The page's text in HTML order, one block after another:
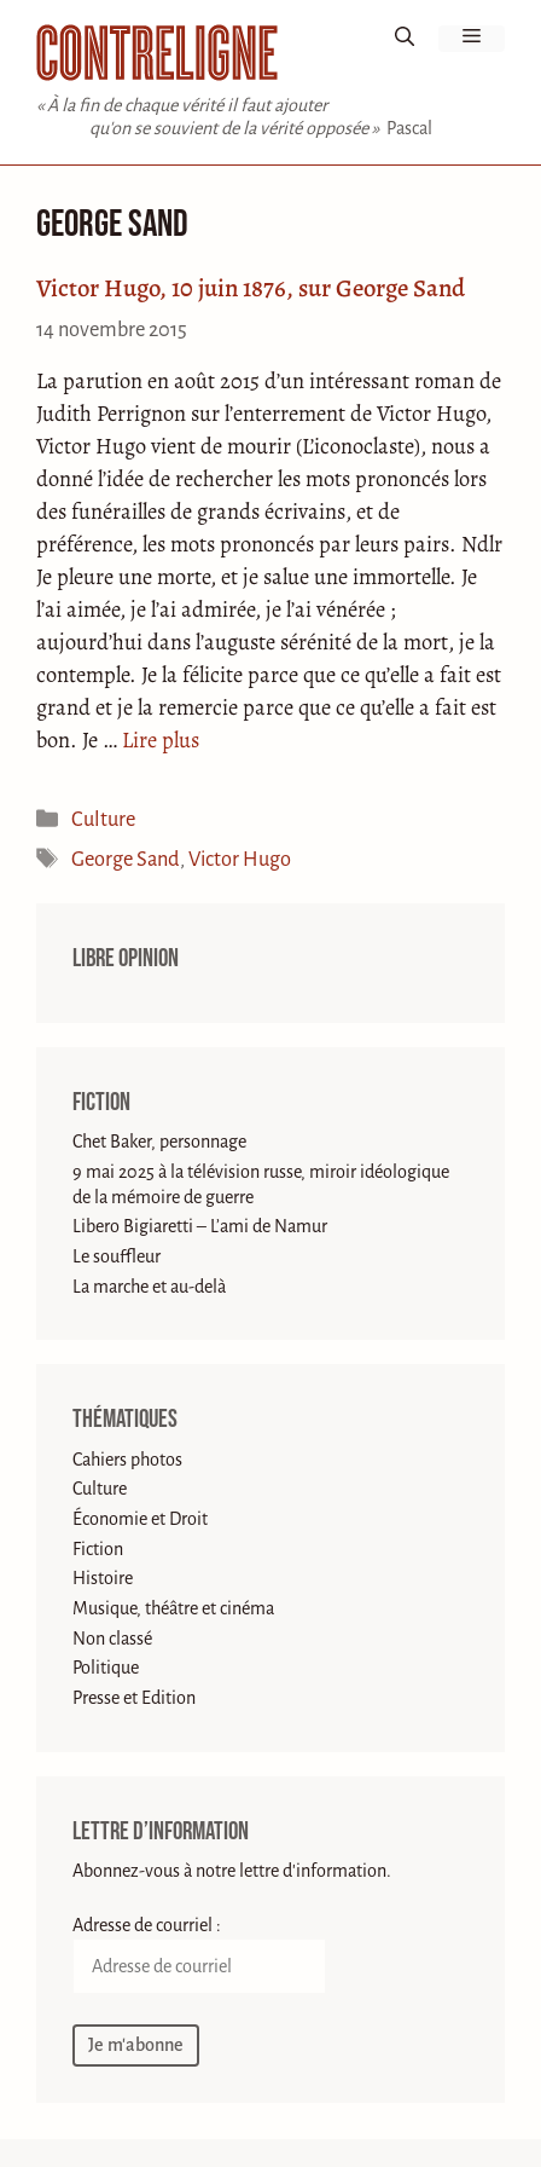
contenu
« À la fin de chaque vérité il faut ajouter
qu'on se souvient de la vérité opposée » Pascal
Menu
George Sand
Victor Hugo, 10 juin 1876, sur George Sand
14 novembre 2015
La parution en août 2015 d’un intéressant roman de
Judith Perrignon sur l’enterrement de Victor Hugo,
Victor Hugo vient de mourir (L’iconoclaste), nous a
donné l’idée de rechercher les mots prononcés lors
des funérailles de grands écrivains, et de
préférence, les mots prononcés par leurs pairs. Ndlr
Je pleure une morte, et je salue une immortelle. Je
l’ai aimée, je l’ai admirée, je l’ai vénérée ;
aujourd’hui dans l’auguste sérénité de la mort, je la
contemple. Je la félicite parce que ce qu’elle a fait est
grand et je la remercie parce que ce qu’elle a fait est
bon. Je … Lire plus
Catégories
Culture
Étiquettes
George Sand,Victor Hugo
Libre opinion
Fiction
Chet Baker, personnage
9 mai 2025 à la télévision russe, miroir idéologique
de la mémoire de guerre
Libero Bigiaretti – L’ami de Namur
Le souffleur
La marche et au-delà
Thématiques
Cahiers photos
Culture
Économie et Droit
Fiction
Histoire
Musique, théâtre et cinéma
Non classé
Politique
Presse et Edition
Lettre d’information
Abonnez-vous à notre lettre d'information.
Adresse de courriel :